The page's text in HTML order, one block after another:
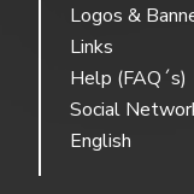
Logos &
Links
Help (FAQ´s)
Social
English